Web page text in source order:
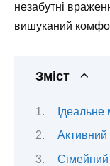
незабутні
вишуканий
Зміст
Ідеальне
Активний
Сімейний